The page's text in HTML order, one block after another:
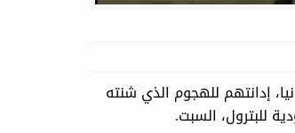
إدانتهم للهجوم الذي شنته
للبترول، السبت.